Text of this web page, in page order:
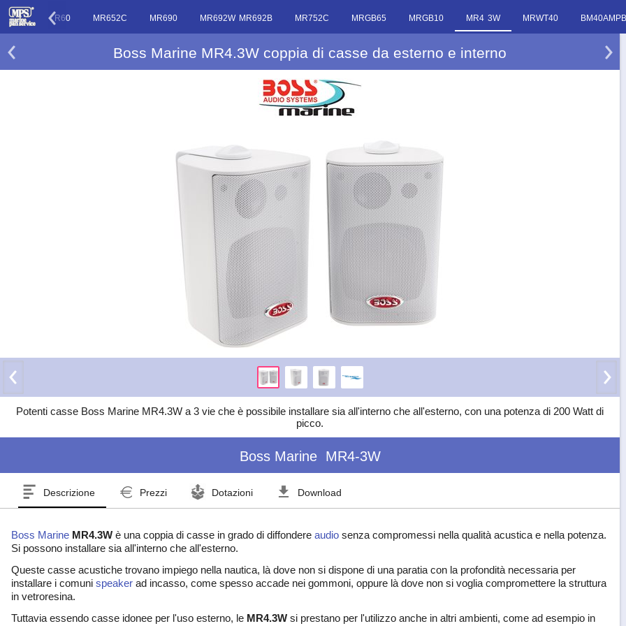
MR6 MR60 MR652C MR690 MR692W MR692B MR752C MRGB65 MRGB10 MR4 3W MRWT40
Boss Marine MR4.3W coppia di casse da esterno e interno
Potenti casse Boss Marine MR4.3W a 3 vie che è possibile installare sia all'interno che all'esterno, con una potenza di 200 Watt di
picco.
Boss Marine MR4-3W
Descrizione Prezzi Dotazioni Download
Boss Marine MR4.3W è una coppia di casse in grado di diffondere audio senza compromessi nella qualità acustica e nella potenza.
Si possono installare sia all'interno che all'esterno.
Queste casse acustiche trovano impiego nella nautica, là dove non si dispone di una paratia con la profondità necessaria per
installare i comuni speaker ad incasso, come spesso accade nei gommoni, oppure là dove non si voglia compromettere la struttura
in vetroresina.
Tuttavia essendo casse idonee per l'uso esterno, le MR4.3W si prestano per l'utilizzo anche in altri ambienti, come ad esempio in